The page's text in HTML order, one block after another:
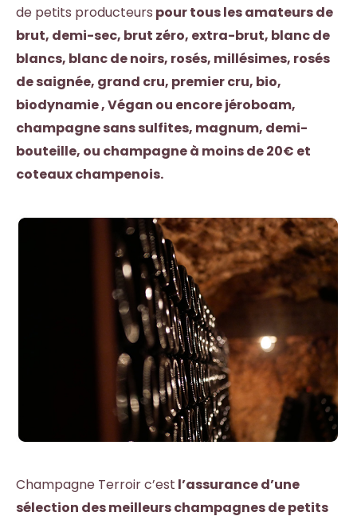
de petits producteurs pour tous les amateurs de
brut, demi-sec, brut zéro, extra-brut, blanc de
blancs, blanc de noirs, rosés, millésimes, rosés
de saignée, grand cru, premier cru, bio,
biodynamie,Végan ou encorejéroboam,
champagne sans sulfites, magnum, demi-
bouteille, ou champagne à moins de 20€ et
coteaux champenois.
Champagne Terroir c’est l’assurance d’une
sélection des meilleurs champagnes de petits